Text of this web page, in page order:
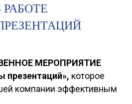
РАБОТЕ
МЕРОПРИЯТИЕ
презентаций», которое
компании эффективным